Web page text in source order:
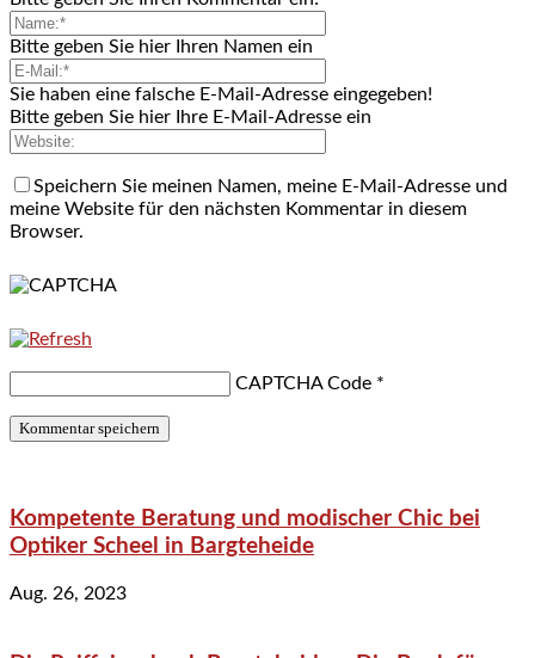
Bitte geben Sie hier Ihren Namen ein
Sie haben eine falsche E-Mail-Adresse eingegeben!
Bitte geben Sie hier Ihre E-Mail-Adresse ein
Speichern Sie meinen Namen, meine E-Mail-Adresse und
meine Website für den nächsten Kommentar in diesem
Browser.
CAPTCHA Code *
Kompetente Beratung und modischer Chic bei
Optiker Scheel in Bargteheide
Aug. 26, 2023